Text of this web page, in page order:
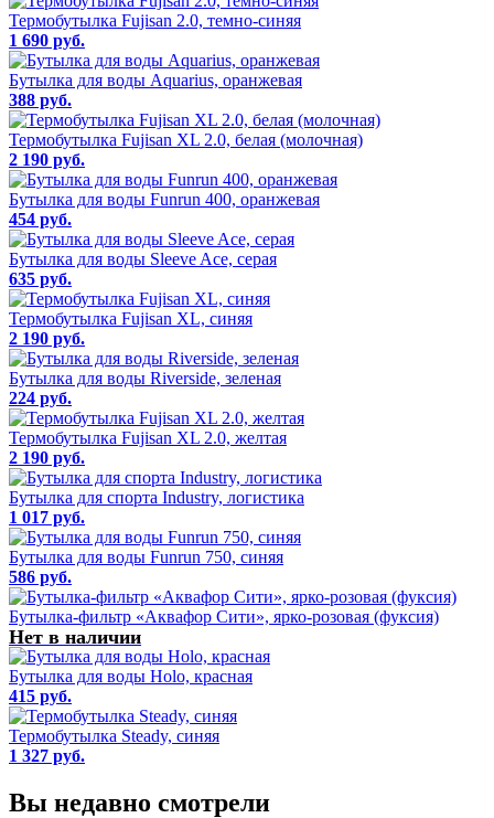
Термобутылка Fujisan 2.0, темно-синяя
1 690 руб.
Бутылка для воды Aquarius, оранжевая
388 руб.
Термобутылка Fujisan XL 2.0, белая (молочная)
2 190 руб.
Бутылка для воды Funrun 400, оранжевая
454 руб.
Бутылка для воды Sleeve Ace, серая
635 руб.
Термобутылка Fujisan XL, синяя
2 190 руб.
Бутылка для воды Riverside, зеленая
224 руб.
Термобутылка Fujisan XL 2.0, желтая
2 190 руб.
Бутылка для спорта Industry, логистика
1 017 руб.
Бутылка для воды Funrun 750, синяя
586 руб.
Бутылка-фильтр «Аквафор Сити», ярко-розовая (фуксия)
Нет в наличии
Бутылка для воды Holo, красная
415 руб.
Термобутылка Steady, синяя
1 327 руб.
Вы недавно смотрели